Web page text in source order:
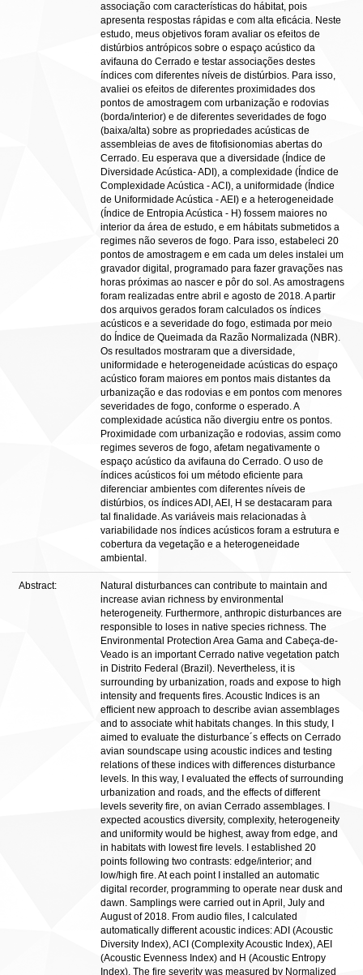
associação com características do hábitat, pois
apresenta respostas rápidas e com alta eficácia. Neste
estudo, meus objetivos foram avaliar os efeitos de
distúrbios antrópicos sobre o espaço acústico da
avifauna do Cerrado e testar associações destes
índices com diferentes níveis de distúrbios. Para isso,
avaliei os efeitos de diferentes proximidades dos
pontos de amostragem com urbanização e rodovias
(borda/interior) e de diferentes severidades de fogo
(baixa/alta) sobre as propriedades acústicas de
assembleias de aves de fitofisionomias abertas do
Cerrado. Eu esperava que a diversidade (Índice de
Diversidade Acústica- ADI), a complexidade (Índice de
Complexidade Acústica - ACI), a uniformidade (Índice
de Uniformidade Acústica - AEI) e a heterogeneidade
(Índice de Entropia Acústica - H) fossem maiores no
interior da área de estudo, e em hábitats submetidos a
regimes não severos de fogo. Para isso, estabeleci 20
pontos de amostragem e em cada um deles instalei um
gravador digital, programado para fazer gravações nas
horas próximas ao nascer e pôr do sol. As amostragens
foram realizadas entre abril e agosto de 2018. A partir
dos arquivos gerados foram calculados os índices
acústicos e a severidade do fogo, estimada por meio
do Índice de Queimada da Razão Normalizada (NBR).
Os resultados mostraram que a diversidade,
uniformidade e heterogeneidade acústicas do espaço
acústico foram maiores em pontos mais distantes da
urbanização e das rodovias e em pontos com menores
severidades de fogo, conforme o esperado. A
complexidade acústica não divergiu entre os pontos.
Proximidade com urbanização e rodovias, assim como
regimes severos de fogo, afetam negativamente o
espaço acústico da avifauna do Cerrado. O uso de
índices acústicos foi um método eficiente para
diferenciar ambientes com diferentes níveis de
distúrbios, os índices ADI, AEI, H se destacaram para
tal finalidade. As variáveis mais relacionadas à
variabilidade nos índices acústicos foram a estrutura e
cobertura da vegetação e a heterogeneidade
ambiental.
Abstract:
Natural disturbances can contribute to maintain and
increase avian richness by environmental
heterogeneity. Furthermore, anthropic disturbances are
responsible to loses in native species richness. The
Environmental Protection Area Gama and Cabeça-de-
Veado is an important Cerrado native vegetation patch
in Distrito Federal (Brazil). Nevertheless, it is
surrounding by urbanization, roads and expose to high
intensity and frequents fires. Acoustic Indices is an
efficient new approach to describe avian assemblages
and to associate whit habitats changes. In this study, I
aimed to evaluate the disturbance´s effects on Cerrado
avian soundscape using acoustic indices and testing
relations of these indices with differences disturbance
levels. In this way, I evaluated the effects of surrounding
urbanization and roads, and the effects of different
levels severity fire, on avian Cerrado assemblages. I
expected acoustics diversity, complexity, heterogeneity
and uniformity would be highest, away from edge, and
in habitats with lowest fire levels. I established 20
points following two contrasts: edge/interior; and
low/high fire. At each point I installed an automatic
digital recorder, programming to operate near dusk and
dawn. Samplings were carried out in April, July and
August of 2018. From audio files, I calculated
automatically different acoustic indices: ADI (Acoustic
Diversity Index), ACI (Complexity Acoustic Index), AEI
(Acoustic Evenness Index) and H (Acoustic Entropy
Index). The fire severity was measured by Normalized